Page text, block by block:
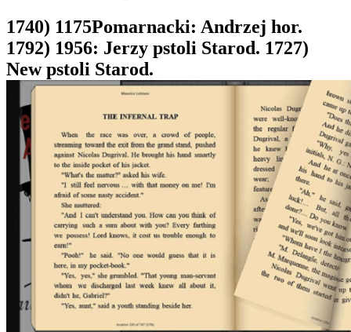
1740) 1175Pomarnacki: Andrzej hor.
1792) 1956: Jerzy pstoli Starod. 1727)
New pstoli Starod.